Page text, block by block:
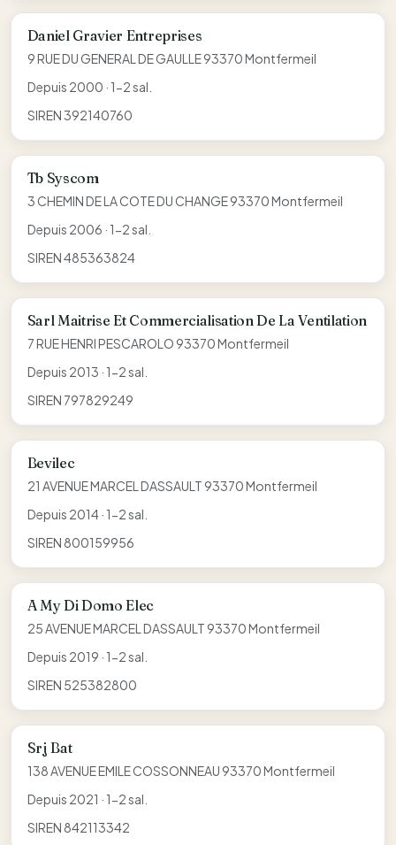
Daniel Gravier Entreprises
9 RUE DU GENERAL DE GAULLE 93370 Montfermeil
Depuis 2000 · 1-2 sal.
SIREN 392140760
Tb Syscom
3 CHEMIN DE LA COTE DU CHANGE 93370 Montfermeil
Depuis 2006 · 1-2 sal.
SIREN 485363824
Sarl Maitrise Et Commercialisation De La Ventilation
7 RUE HENRI PESCAROLO 93370 Montfermeil
Depuis 2013 · 1-2 sal.
SIREN 797829249
Bevilec
21 AVENUE MARCEL DASSAULT 93370 Montfermeil
Depuis 2014 · 1-2 sal.
SIREN 800159956
A My Di Domo Elec
25 AVENUE MARCEL DASSAULT 93370 Montfermeil
Depuis 2019 · 1-2 sal.
SIREN 525382800
Srj Bat
138 AVENUE EMILE COSSONNEAU 93370 Montfermeil
Depuis 2021 · 1-2 sal.
SIREN 842113342